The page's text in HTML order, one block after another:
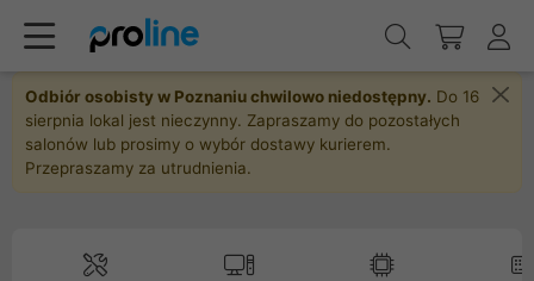
Odbiór osobisty w Poznaniu chwilowo niedostępny. Do 16
sierpnia lokal jest nieczynny. Zapraszamy do pozostałych
salonów lub prosimy o wybór dostawy kurierem.
Przepraszamy za utrudnienia.